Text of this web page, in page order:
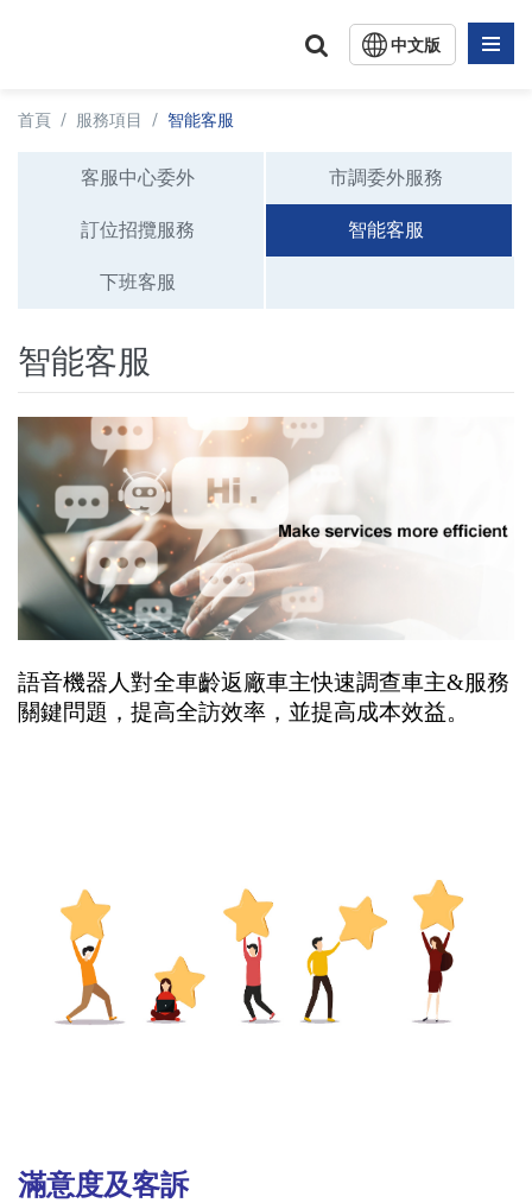
中文版
首頁 / 服務項目 / 智能客服
客服中心委外 市調委外服務
訂位招攬服務 智能客服
下班客服
智能客服
語音機器人對全車齡返廠車主快速調查車主&服務
關鍵問題，提高全訪效率，並提高成本效益。
滿意度及客訴